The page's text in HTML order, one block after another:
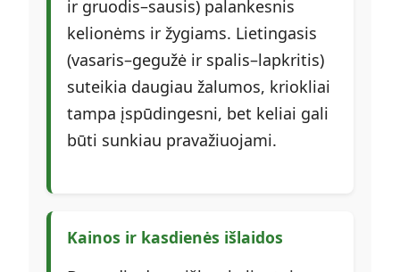
ir gruodis–sausis) palankesnis
kelionėms ir žygiams. Lietingasis
(vasaris–gegužė ir spalis–lapkritis)
suteikia daugiau žalumos, kriokliai
tampa įspūdingesni, bet keliai gali
būti sunkiau pravažiuojami.
Kainos ir kasdienės išlaidos